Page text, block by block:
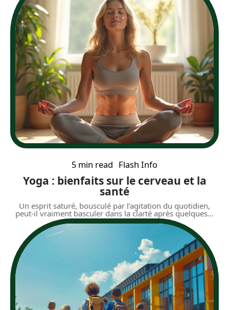
5 min read Flash Info
Yoga : bienfaits sur le cerveau et la
santé
Un esprit saturé, bousculé par l’agitation du quotidien,
peut-il vraiment basculer dans la clarté après quelques…